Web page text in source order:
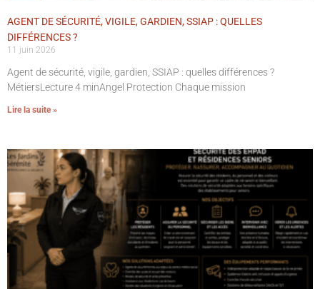
AGENT DE SÉCURITÉ, VIGILE, GARDIEN, SSIAP : QUELLES
DIFFÉRENCES ?
11 juin 2026
Agent de sécurité, vigile, gardien, SSIAP : quelles différences ?
MétiersLecture 4 minAngel Protection Chaque mission
Lire la suite »